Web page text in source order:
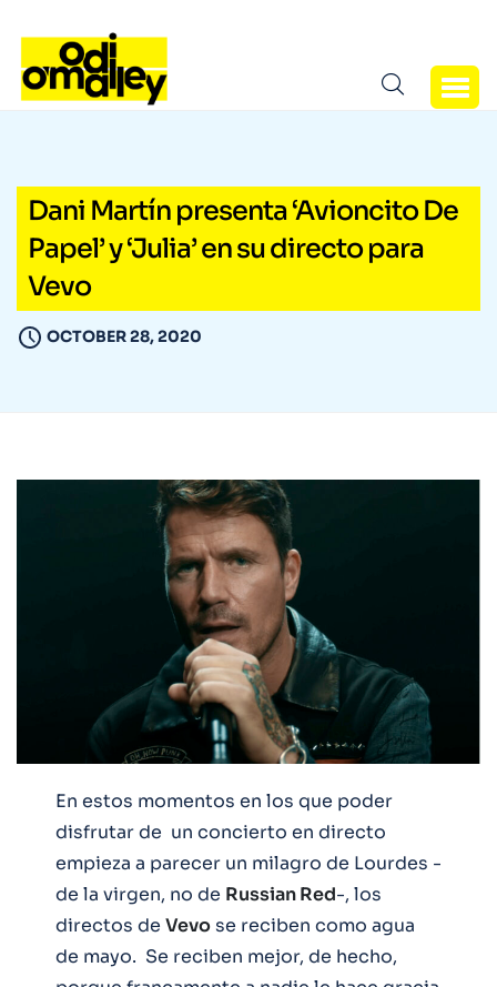
Dani Martín presenta ‘Avioncito De
Papel’ y ‘Julia’ en su directo para
Vevo
OCTOBER 28, 2020
En estos momentos en los que poder
disfrutar de un concierto en directo
empieza a parecer un milagro de Lourdes -
de la virgen, no de Russian Red-, los
directos de Vevose reciben como agua
de mayo. Se reciben mejor, de hecho,